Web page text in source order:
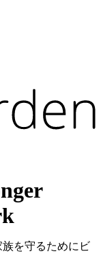
を守るためにビ